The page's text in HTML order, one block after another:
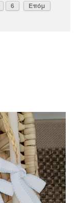
6
Επόμ